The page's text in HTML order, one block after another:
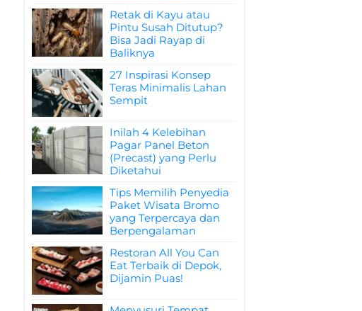
Retak di Kayu atau
Pintu Susah Ditutup?
Bisa Jadi Rayap di
Baliknya
27 Inspirasi Konsep
Teras Minimalis Lahan
Sempit
Inilah 4 Kelebihan
Pagar Panel Beton
(Precast) yang Perlu
Diketahui
Tips Memilih Penyedia
Paket Wisata Bromo
yang Terpercaya dan
Berpengalaman
Restoran All You Can
Eat Terbaik di Depok,
Dijamin Puas!